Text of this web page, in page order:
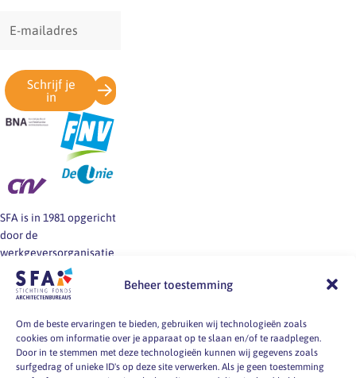
Beheer toestemming
Om de beste ervaringen te bieden, gebruiken wij technologieën zoals
cookies om informatie over je apparaat op te slaan en/of te raadplegen.
Door in te stemmen met deze technologieën kunnen wij gegevens zoals
surfgedrag of unieke ID's op deze site verwerken. Als je geen toestemming
mailadres
Schrijf je
in
SFA is in 1981 opgericht
door de
werkgeversorganisatie
BNA en de vakbonden
FNV, CNV en De Unie.
werkgevers en
werknemers van
architectenbureaus bij
vragen over